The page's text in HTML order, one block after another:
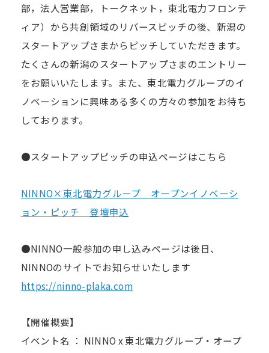
部，法人営業部，トークネット，東北電力フロンテ
ィア）から共創領域のリバースピッチの後、新潟の
スタートアップさまからピッチしていただきます。
たくさんの新潟のスタートアップさまのエントリー
をお願いいたします。また、東北電力グループのイ
ノベーションに興味ある多くの方々の参加をお待ち
しております。
●スタートアップピッチの申込ページはこちら
NINNO×東北電力グループ オープンイノベーシ
ョン・ピッチ 登壇申込
●NINNO一般参加の申し込みページは後日、
NINNOのサイトでお知らせいたします
https://ninno-plaka.com
【開催概要】
イベント名 ： NINNO x 東北電力グループ・オープ